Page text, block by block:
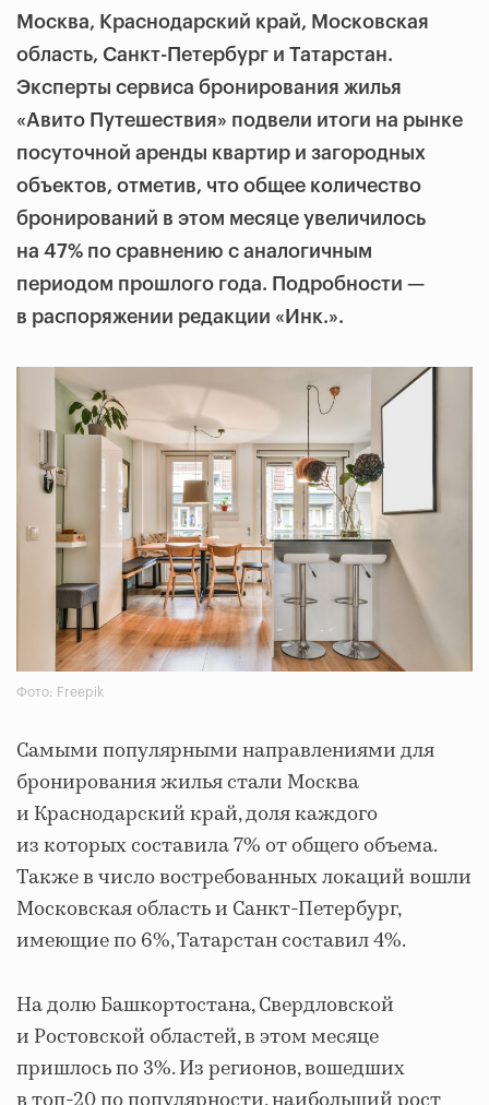
Москва, Краснодарский край, Московская
область, Санкт-Петербург и Татарстан.
Эксперты сервиса бронирования жилья
«Авито Путешествия» подвели итоги на рынке
посуточной аренды квартир и загородных
объектов, отметив, что общее количество
бронирований в этом месяце увеличилось
на 47% по сравнению с аналогичным
периодом прошлого года. Подробности —
в распоряжении редакции «Инк.».
Фото: Freepik
Самыми популярными направлениями для
бронирования жилья стали Москва
и Краснодарский край, доля каждого
из которых составила 7% от общего объема.
Также в число востребованных локаций вошли
Московская область и Санкт-Петербург,
имеющие по 6%, Татарстан составил 4%.
На долю Башкортостана, Свердловской
и Ростовской областей, в этом месяце
пришлось по 3%. Из регионов, вошедших